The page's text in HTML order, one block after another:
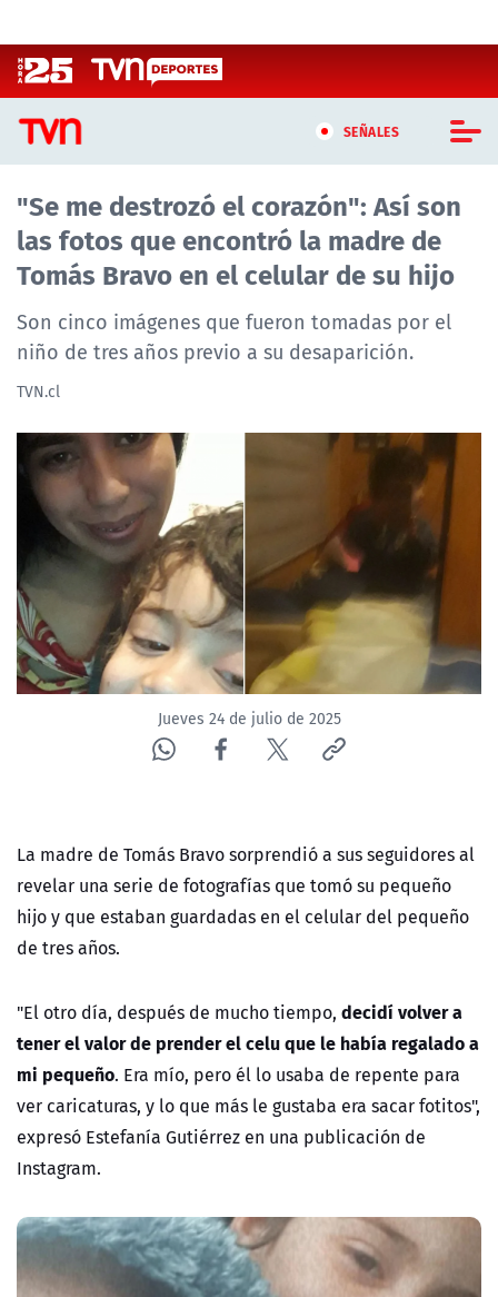
SEÑALES
CASTING MASTERCHEF CHILE
CASTING TVN VERTICAL
TVN VERTICAL
TVN PLAY
TELESERIES
NTV
ACTUALIDAD Y TENDENCIAS
CORPORATIVO Y TRANSPARENCIA
CANAL DE DENUNCIAS
ÁREA DE PROYECTOS
"Se me destrozó el corazón": Así son
las fotos que encontró la madre de
Tomás Bravo en el celular de su hijo
Son cinco imágenes que fueron tomadas por el
niño de tres años previo a su desaparición.
TVN.cl
Jueves 24 de julio de 2025
La madre de Tomás Bravo sorprendió a sus seguidores al
revelar una serie de fotografías que tomó su pequeño
hijo y que estaban guardadas en el celular del pequeño
de tres años.
"El otro día, después de mucho tiempo, decidí volver a
tener el valor de prender el celu que le había regalado a
mi pequeño. Era mío, pero él lo usaba de repente para
ver caricaturas, y lo que más le gustaba era sacar fotitos",
expresó Estefanía Gutiérrez en una publicación de
Instagram.